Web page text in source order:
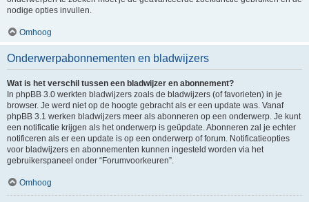
nodige opties invullen.
Omhoog
Onderwerpabonnementen en bladwijzers
Wat is het verschil tussen een bladwijzer en abonnement?
In phpBB 3.0 werkten bladwijzers zoals de bladwijzers (of favorieten) in je
browser. Je werd niet op de hoogte gebracht als er een update was. Vanaf
phpBB 3.1 werken bladwijzers meer als abonneren op een onderwerp. Je kunt
een notificatie krijgen als het onderwerp is geüpdate. Abonneren zal je echter
notificeren als er een update is op een onderwerp of forum. Notificatieopties
voor bladwijzers en abonnementen kunnen ingesteld worden via het
gebruikerspaneel onder “Forumvoorkeuren”.
Omhoog